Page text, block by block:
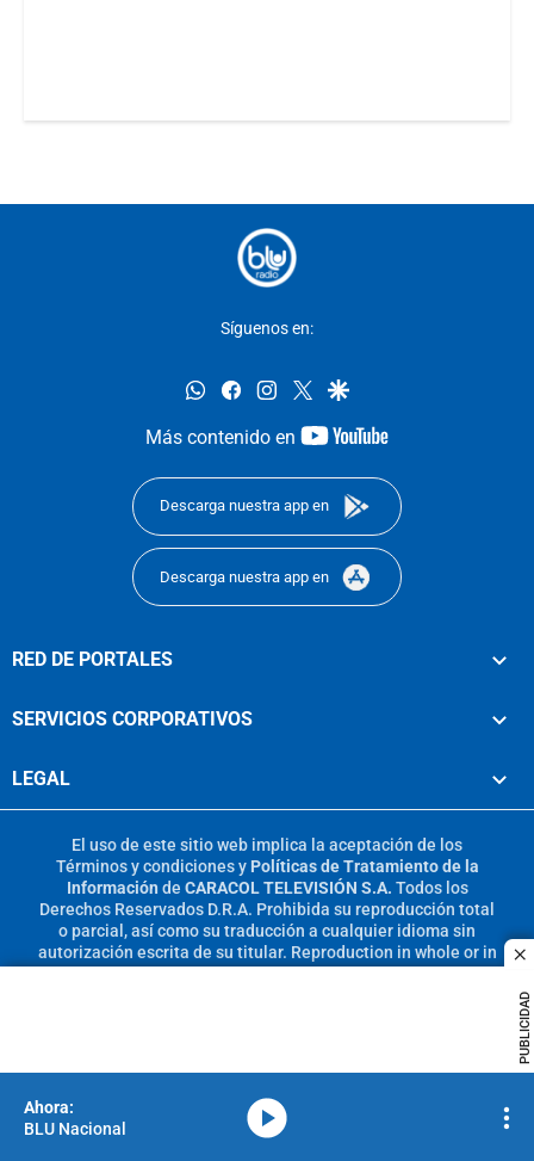
PUBLICIDAD
Síguenos en:
whatsappfacebookinstagram
twittergoogle
Más contenido en
youtube-
Descarga nuestra app en
Descarga nuestra app en
RED DE PORTALES
SERVICIOS CORPORATIVOS
LEGAL
El uso de este sitio web implica la aceptación de los
Términos y condicionesy Políticas de Tratamiento de la
Información de CARACOL TELEVISIÓN S.A. Todos los
Derechos Reservados D.R.A. Prohibida su reproducción total
o parcial, así como su traducción a cualquier idioma sin
autorización escrita de su titular. Reproduction in whole or in
BLU Nacional